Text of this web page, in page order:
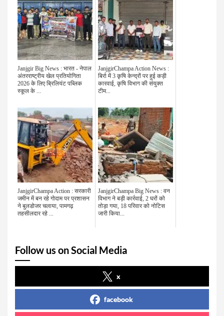
Janjgir Big News : भारत - नेपाल
अंतरराष्ट्रीय खेल प्रतियोगिता
2026 के लिए ब्रिलियंट पब्लिक
स्कूल के ...
JanjgirChampa Action News :
बिर्रा में 3 कृषि केन्द्रों पर हुई कड़ी
कारवाई, कृषि विभाग की संयुक्त
टीम...
JanjgirChampa Action : सरकारी
जमीन में बन रहे गोदाम पर प्रशासन
ने बुलडोजर चलाया, पामगढ़
तहसीलदार रहे ...
JanjgirChampa Big News : वन
विभाग ने बड़ी कार्रवाई, 2 घरों को
तोड़ा गया, 18 परिवार को नोटिस
जारी किया...
Follow us on Social Media
x
facebook